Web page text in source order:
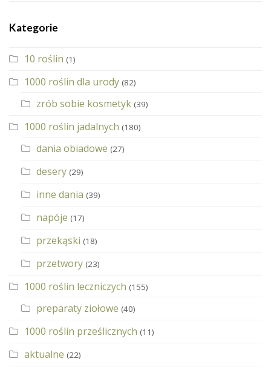
Kategorie
10 roślin (1)
1000 roślin dla urody (82)
zrób sobie kosmetyk (39)
1000 roślin jadalnych (180)
dania obiadowe (27)
desery (29)
inne dania (39)
napóje (17)
przekąski (18)
przetwory (23)
1000 roślin leczniczych (155)
preparaty ziołowe (40)
1000 roślin prześlicznych (11)
aktualne (22)